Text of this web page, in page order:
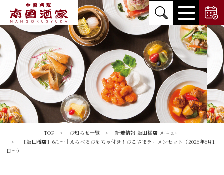
TOP お知らせ一覧 新着情報 飯田橋店 メニュー
【飯田橋店】6/1～｜えらべるおもちゃ付き！おこさまラーメンセット（2026年6月1
日～）